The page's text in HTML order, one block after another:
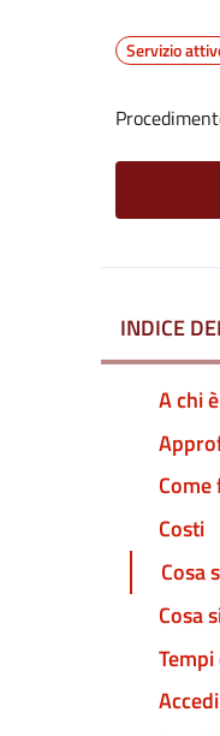
Servizio
INDICE
A chi
Come
Costi
Cosa
Cosa